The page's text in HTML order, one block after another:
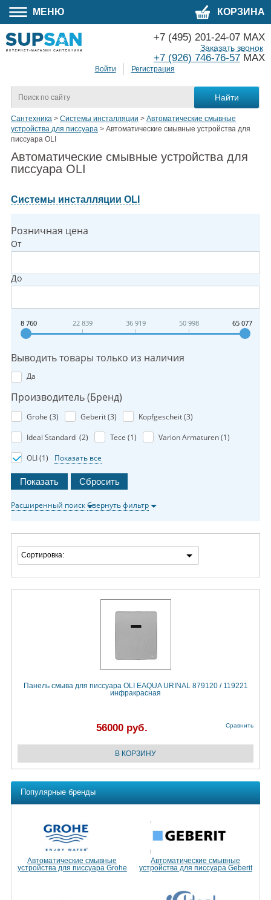
МЕНЮ КОРЗИНА
Войти Регистрация
+7 (495) 201-24-07 MAX
+7 (926) 746-76-57 MAX
Заказать звонок
Сантехника > Системы инсталляции > Автоматические смывные
устройства для писсуара > Автоматические смывные устройства для
писсуара OLI
Автоматические смывные устройства для
писсуара OLI
Системы инсталляции OLI
Розничная цена
От
До
8 760 22 839 36 919 50 998 65 077
Выводить товары только из наличия
Да
Производитель (Бренд)
Grohe (3) Geberit (3) Kopfgescheit (3)
Ideal Standard (2) Tece (1) Varion Armaturen (1)
OLI (1) Показать все
Расширенный поискСвернуть фильтр
Сортировка:
Панель смыва для писсуара OLI EAQUA URINAL 879120 / 119221
инфракрасная
56000 руб. Сравнить
Популярные бренды
Автоматические смывные
устройства для писсуара Grohe
Автоматические смывные
устройства для писсуара Geberit